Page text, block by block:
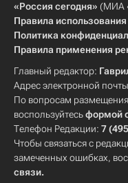
«Россия сегодня» (МИА
Правила
Политика
Правила применения
Главный редактор:
Адрес электронной
По вопросам
воспользуйтесьформой
Телефон Редакции: 7
Чтобы связаться с
замеченных ошибках,
связи.